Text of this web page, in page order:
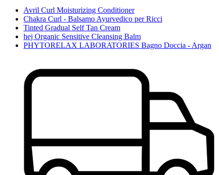
Avril Curl Moisturizing Conditioner
Chakra Curl - Balsamo Ayurvedico per Ricci
Tinted Gradual Self Tan Cream
hej Organic Sensitive Cleansing Balm
PHYTORELAX LABORATORIES Bagno Doccia - Argan